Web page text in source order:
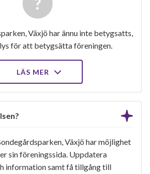
Växjö har ännu inte betygsatts,
för att betygsätta föreningen.
LÄS MER
Växjö har möjlighet
sin föreningssida. Uppdatera
information samt få tillgång till